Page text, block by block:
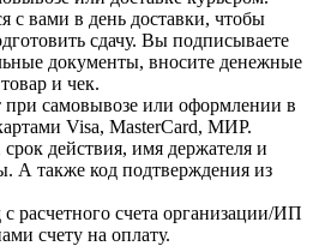
с вами в день доставки, чтобы
сдачу. Вы подписываете
документы, вносите денежные
и чек.
при самовывозе или оформлении в
Visa, MasterCard, МИР.
действия, имя держателя и
А также код подтверждения из
расчетного счета организации/ИП
счету на оплату.